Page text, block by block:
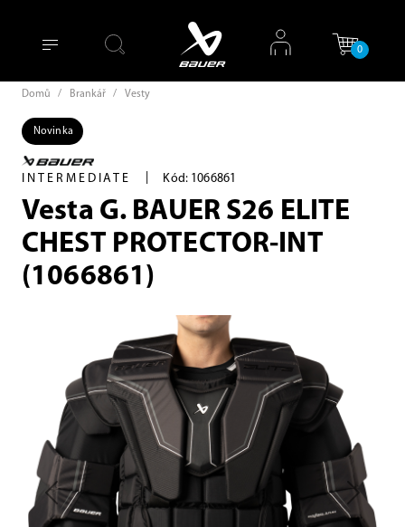
0
Domů / Brankář / Vesty
Novinka
INTERMEDIATE Kód: 1066861
Vesta G. BAUER S26 ELITE
CHEST PROTECTOR-INT
(1066861)
Previous Next